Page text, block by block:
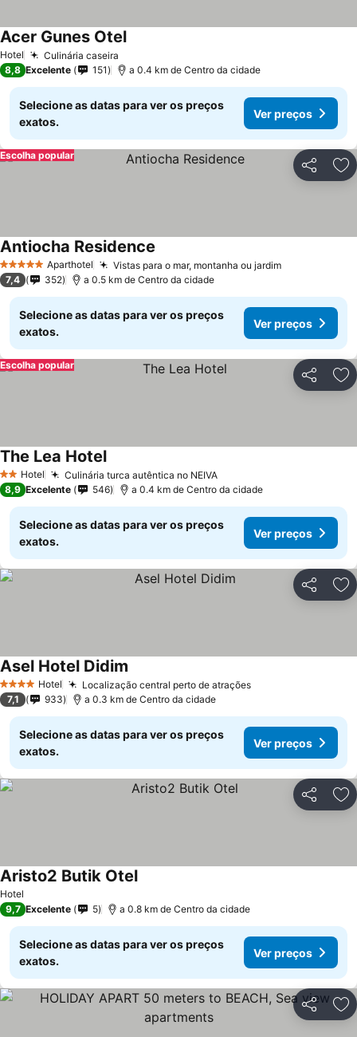
Hotel Culinária caseira
Acer Gunes OtelVer preços
8,8 Excelente 151 a 0.4 km de Centro da cidade
Selecione as datas para ver os preços
exatos.
Ver preços
Partilhar
Escolha popular
5 Estrelas Aparthotel Vistas para o mar, montanha ou jardimVer preços
Antiocha Residence
7,4 352 a 0.5 km de Centro da cidade
Selecione as datas para ver os preços
exatos.
Ver preços
Partilhar
Escolha popular
2 Estrelas
Hotel Culinária turca autêntica no NEIVAVer preços
The Lea HotelVer preços
8,9 Excelente 546 a 0.4 km de Centro da cidade
Selecione as datas para ver os preços
exatos.
Ver preços
Partilhar
4 EstrelasHotel Localização central perto de atraçõesVer preços
Asel Hotel Didim
7,1 933 a 0.3 km de Centro da cidade
Selecione as datas para ver os preços
exatos.
Ver preços
Partilhar
Hotel
Aristo2 Butik OtelVer preços
9,7 Excelente 5 a 0.8 km de Centro da cidade
Selecione as datas para ver os preços
exatos.
Ver preços
Partilhar